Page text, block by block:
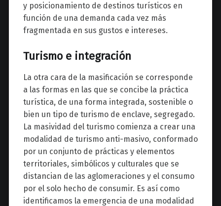
y posicionamiento de destinos turísticos en
función de una demanda cada vez más
fragmentada en sus gustos e intereses.
Turismo e integración
La otra cara de la masificación se corresponde
a las formas en las que se concibe la práctica
turística, de una forma integrada, sostenible o
bien un tipo de turismo de enclave, segregado.
La masividad del turismo comienza a crear una
modalidad de turismo anti-masivo, conformado
por un conjunto de prácticas y elementos
territoriales, simbólicos y culturales que se
distancian de las aglomeraciones y el consumo
por el solo hecho de consumir. Es así como
identificamos la emergencia de una modalidad